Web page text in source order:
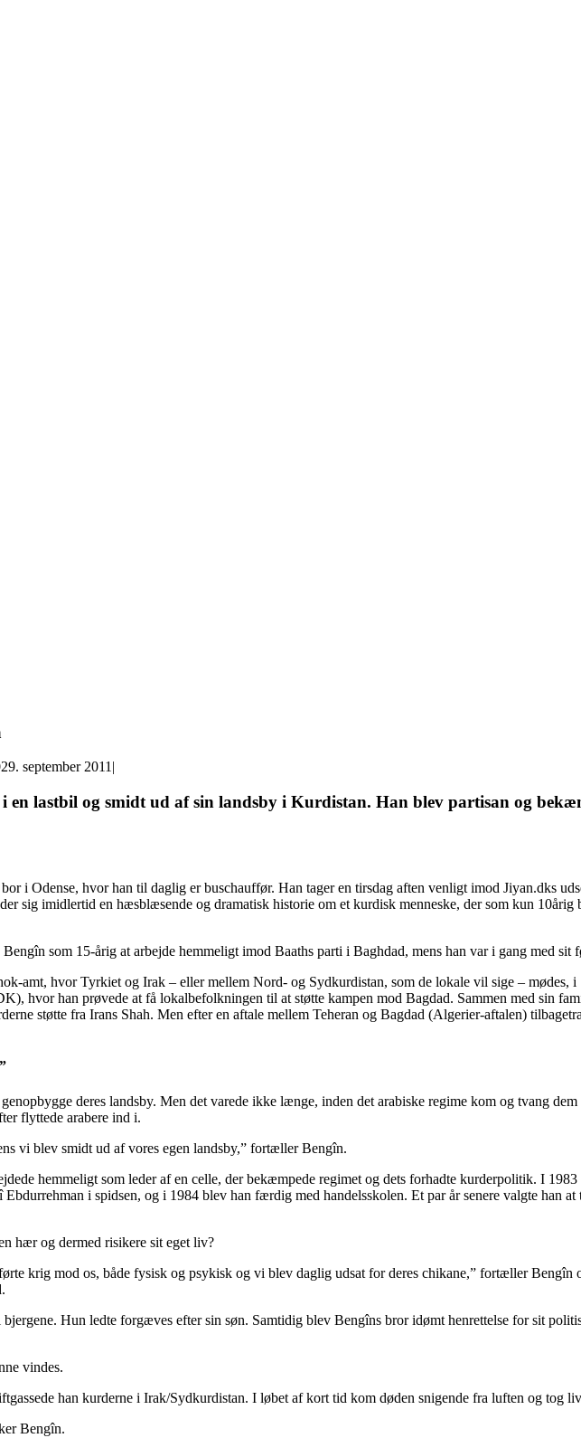
29. september 2011|
lastbil og smidt ud af sin landsby i Kurdistan. Han blev partisan og
i Odense, hvor han til daglig er buschauffør. Han tager en tirsdag aften venligt imod Jiyan.dks
sig imidlertid en hæsblæsende og dramatisk historie om et kurdisk menneske, der som kun
som 15-årig at arbejde hemmeligt imod Baaths parti i Baghdad, mens han var i gang med sit
amt, hvor Tyrkiet og Irak – eller mellem Nord- og Sydkurdistan, som de lokale vil sige – mødes, i
hvor han prøvede at få lokalbefolkningen til at støtte kampen mod Bagdad. Sammen med sin
støtte fra Irans Shah. Men efter en aftale mellem Teheran og Bagdad (Algerier-aftalen)
deres landsby. Men det varede ikke længe, inden det arabiske regime kom og tvang
flyttede arabere ind i.
vi blev smidt ud af vores egen landsby,” fortæller Bengîn.
hemmeligt som leder af en celle, der bekæmpede regimet og dets forhadte kurderpolitik. I
i spidsen, og i 1984 blev han færdig med handelsskolen. Et par år senere valgte han
hær og dermed risikere sit eget liv?
krig mod os, både fysisk og psykisk og vi blev daglig udsat for deres chikane,” fortæller Bengîn
Hun ledte forgæves efter sin søn. Samtidig blev Bengîns bror idømt henrettelse for sit
vindes.
han kurderne i Irak/Sydkurdistan. I løbet af kort tid kom døden snigende fra luften og tog
Bengîn.